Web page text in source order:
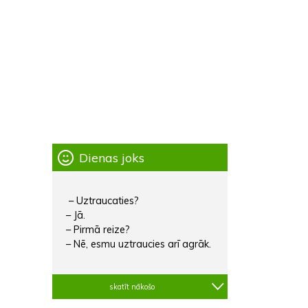
Dienas joks
– Uztraucaties?
– Jā.
– Pirmā reize?
– Nē, esmu uztraucies arī agrāk.
skatīt nākošo